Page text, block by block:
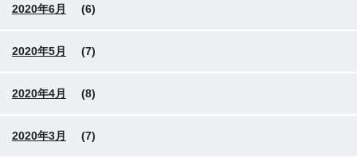
2020年6月 (6)
2020年5月 (7)
2020年4月 (8)
2020年3月 (7)